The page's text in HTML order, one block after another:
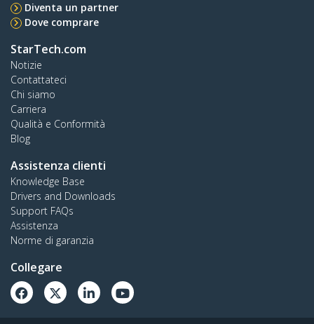
Diventa un partner
Dove comprare
StarTech.com
Notizie
Contattateci
Chi siamo
Carriera
Qualità e Conformità
Blog
Assistenza clienti
Knowledge Base
Drivers and Downloads
Support FAQs
Assistenza
Norme di garanzia
Collegare